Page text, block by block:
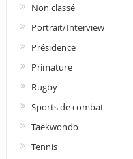
Non classé
Portrait/Interview
Présidence
Primature
Rugby
Sports de combat
Taekwondo
Tennis